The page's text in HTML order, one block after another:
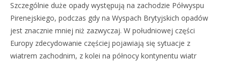
Szczególnie duże opady występują na zachodzie Półwyspu
Pirenejskiego, podczas gdy na Wyspach Brytyjskich opadów
jest znacznie mniej niż zazwyczaj. W południowej części
Europy zdecydowanie częściej pojawiają się sytuacje z
wiatrem zachodnim, z kolei na północy kontynentu wiatr